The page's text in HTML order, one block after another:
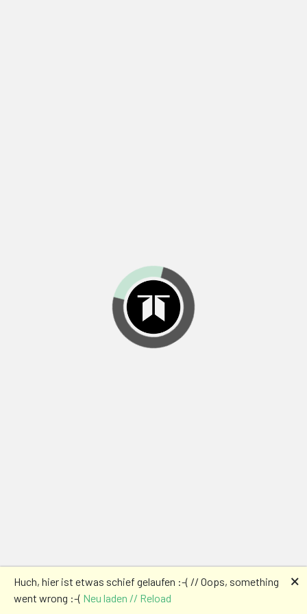
Huch, hier ist etwas schief gelaufen :-( // Oops, something
went wrong :-( Neu laden // Reload
🗙